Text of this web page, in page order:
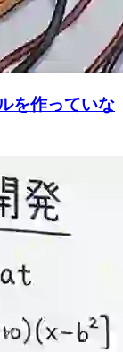
を作っていな